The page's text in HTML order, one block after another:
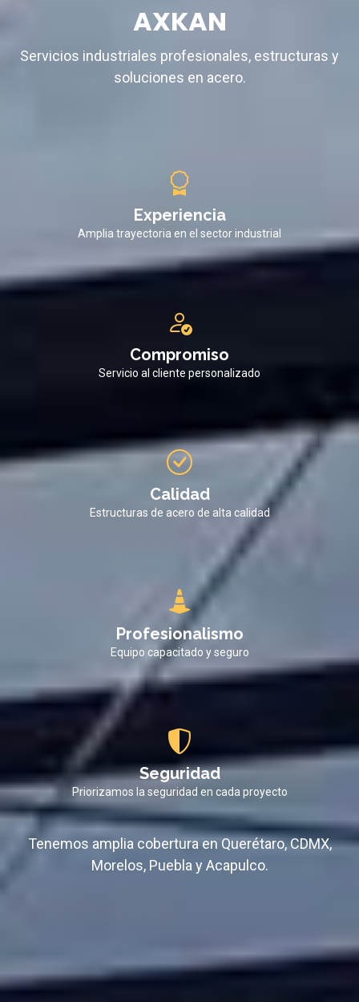
AXKAN
Servicios industriales profesionales, estructuras y
soluciones en acero.
Experiencia
Amplia trayectoria en el sector industrial
Compromiso
Servicio al cliente personalizado
Calidad
Estructuras de acero de alta calidad
Profesionalismo
Equipo capacitado y seguro
Seguridad
Priorizamos la seguridad en cada proyecto
Tenemos amplia cobertura en Querétaro, CDMX,
Morelos, Puebla y Acapulco.